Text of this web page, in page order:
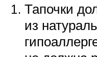
Тапочки
из